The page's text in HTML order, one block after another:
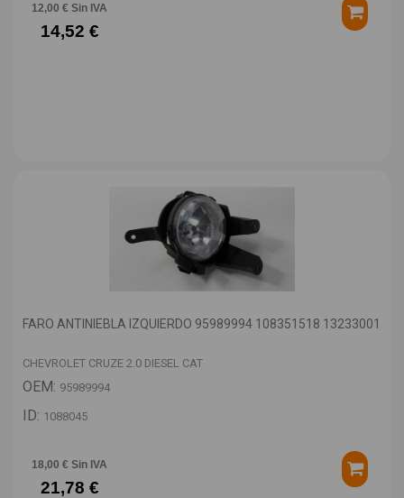
12,00 € Sin IVA
14,52 €
FARO ANTINIEBLA IZQUIERDO 95989994 108351518 13233001
CHEVROLET CRUZE 2.0 DIESEL CAT
OEM: 95989994
ID: 1088045
18,00 € Sin IVA
21,78 €